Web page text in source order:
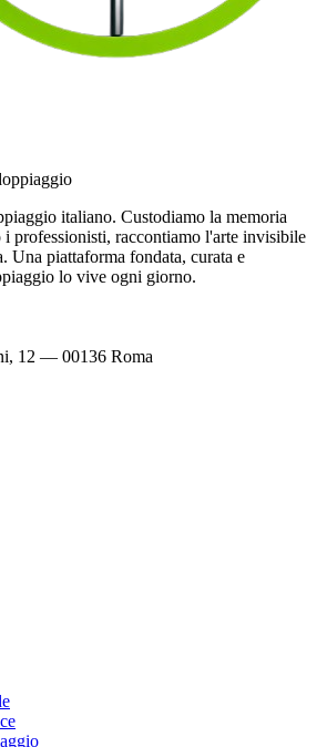
italiano. Custodiamo la memoria
professionisti, raccontiamo l'arte invisibile
Una piattaforma fondata, curata e
lo vive ogni giorno.
12 — 00136 Roma